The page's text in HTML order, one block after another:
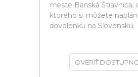
meste Banská Štiavnica,
ktorého si môžete
dovolenku na Slovensku.
OVERIŤ